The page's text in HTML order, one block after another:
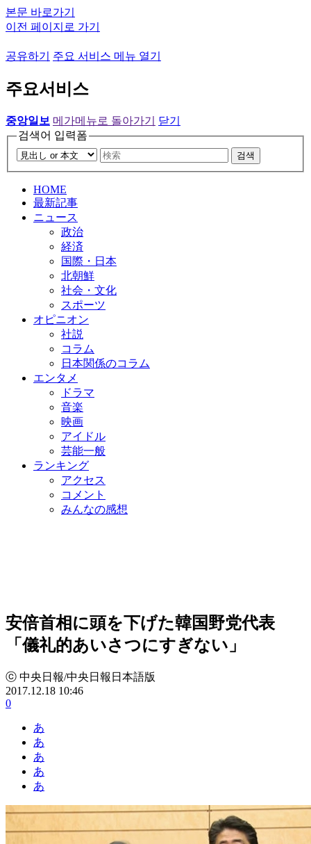
본문 바로가기
이전 페이지로 가기
공유하기 주요 서비스 메뉴 열기
주요서비스
중앙일보 메가메뉴로 돌아가기
닫기
검색어 입력폼
검색
HOME
最新記事
ニュース
政治
経済
国際・日本
北朝鮮
社会・文化
スポーツ
オピニオン
社説
コラム
日本関係のコラム
エンタメ
ドラマ
音楽
映画
アイドル
芸能一般
ランキング
アクセス
コメント
みんなの感想
安倍首相に頭を下げた韓国野党代表
「儀礼的あいさつにすぎない」
ⓒ 中央日報/中央日報日本語版
2017.12.18 10:46
0
あ
あ
あ
あ
あ